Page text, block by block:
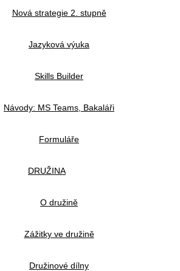
Nová strategie 2. stupně
Jazyková výuka
Skills Builder
Návody: MS Teams, Bakaláři
Formuláře
DRUŽINA
O družině
Zážitky ve družině
Družinové dílny